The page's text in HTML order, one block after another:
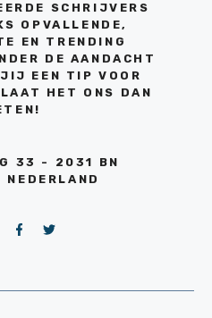
SCHRIJVERS
OPVALLENDE,
EN TRENDING
DE AANDACHT
EEN TIP VOOR
HET ONS DAN
33 - 2031 BN
NEDERLAND